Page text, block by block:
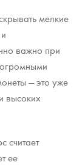
мелкие
важно при
— это уже
высоких
считает
ее